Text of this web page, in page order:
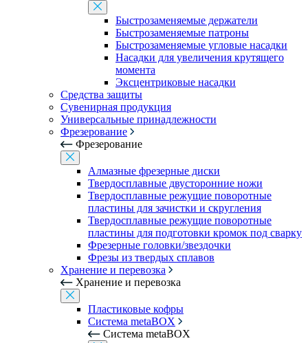
Быстрозаменяемые держатели
Быстрозаменяемые патроны
Быстрозаменяемые угловые насадки
Насадки для увеличения крутящего
момента
Эксцентриковые насадки
Средства защиты
Сувенирная продукция
Универсальные принадлежности
Фрезерование
Фрезерование
Алмазные фрезерные диски
Твердосплавные двусторонние ножи
Твердосплавные режущие поворотные
пластины для зачистки и скругления
Твердосплавные режущие поворотные
пластины для подготовки кромок под сварку
Фрезерные головки/звездочки
Фрезы из твердых сплавов
Хранение и перевозка
Хранение и перевозка
Пластиковые кофры
Система metaBOX
Система metaBOX